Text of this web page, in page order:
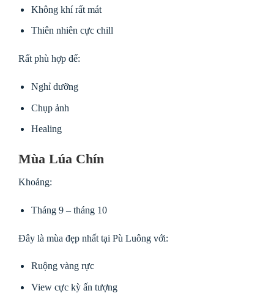
Không khí rất mát
Thiên nhiên cực chill
Rất phù hợp để:
Nghỉ dưỡng
Chụp ảnh
Healing
Mùa Lúa Chín
Khoảng:
Tháng 9 – tháng 10
Đây là mùa đẹp nhất tại Pù Luông với:
Ruộng vàng rực
View cực kỳ ấn tượng